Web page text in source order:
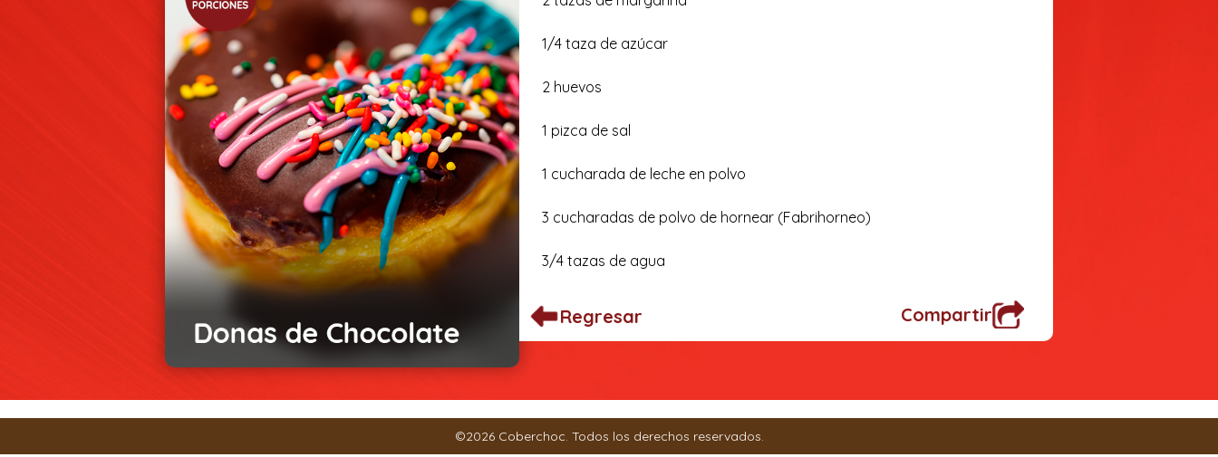
1/4 taza de azúcar
2 huevos
1 pizca de sal
1 cucharada de leche en polvo
3 cucharadas de polvo de hornear (Fabrihorneo)
3/4 tazas de agua
1 cucharadita de nuez moscada
6 tazas 1/4 leche
Regresar Compartir
©2026 Coberchoc. Todos los derechos reservados.